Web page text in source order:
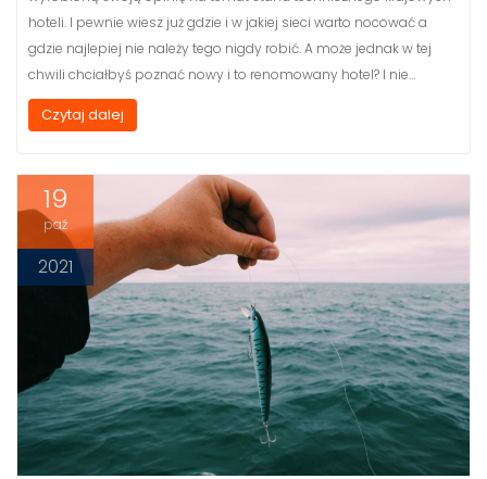
hoteli. I pewnie wiesz już gdzie i w jakiej sieci warto nocować a
gdzie najlepiej nie należy tego nigdy robić. A może jednak w tej
chwili chciałbyś poznać nowy i to renomowany hotel? I nie…
Czytaj dalej
19
paź
2021